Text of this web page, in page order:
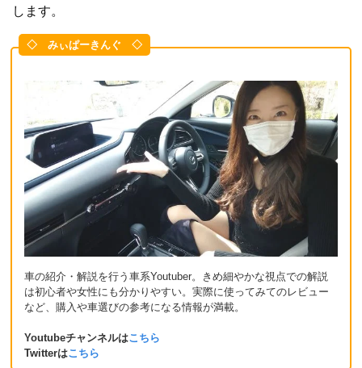
します。
◇ みぃぱーきんぐ ◇
車の紹介・解説を行う車系Youtuber。きめ細やかな視点での解説
は初心者や女性にも分かりやすい。実際に使ってみてのレビュー
など、購入や車選びの参考になる情報が満載。
Youtubeチャンネルはこちら
Twitterはこちら